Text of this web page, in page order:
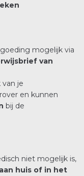
mogelijk via
van
van je
en kunnen
bij de
niet mogelijk is,
aan huis of in het